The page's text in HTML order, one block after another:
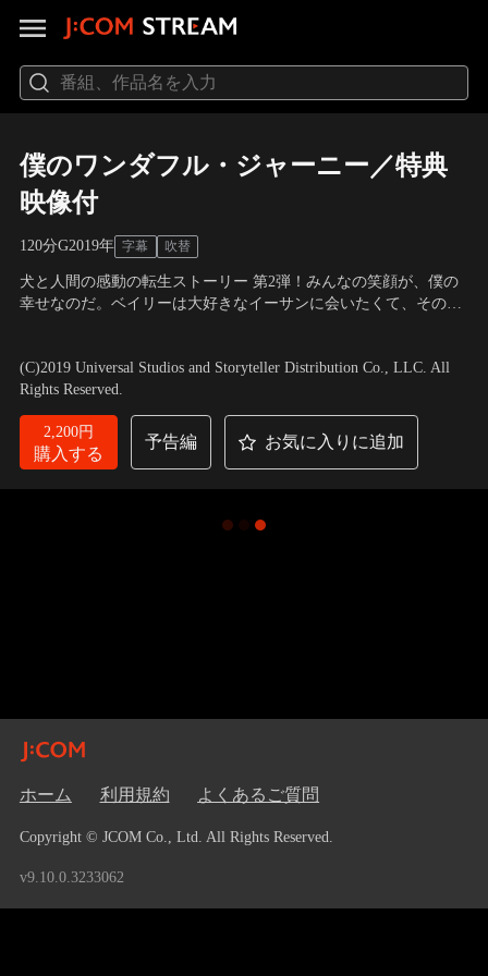
僕のワンダフル・ジャーニー／特典
映像付
120分G2019年 字幕 吹替
犬と人間の感動の転生ストーリー 第2弾！みんなの笑顔が、僕の
幸せなのだ。ベイリーは大好きなイーサンに会いたくて、その犬
ていた。しかし、CJの母親が孫娘CJを連れて出て行ってしまう。
(C)2019 Universal Studios and Storyteller Distribution Co., LLC. All
Rights Reserved.
2,200円
購入する
予告編 お気に入りに追加
ホーム 利用規約 よくあるご質問
Copyright © JCOM Co., Ltd. All Rights Reserved.
v9.10.0.3233062